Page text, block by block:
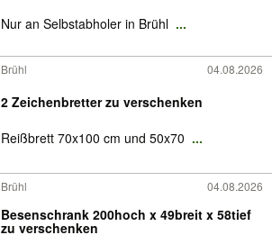
Nur an Selbstabholer in Brühl ...
Brühl 04.08.2026
2 Zeichenbretter zu verschenken
Reißbrett 70x100 cm und 50x70 ...
Brühl 04.08.2026
Besenschrank 200hoch x 49breit x 58tief
zu verschenken